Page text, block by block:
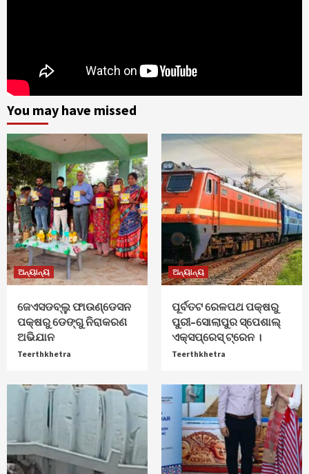
You may have missed
ଅନ୍ୟାନ୍ୟ
ଜେଏସଡବ୍ଲୁ ଫାଉଣ୍ଡେସନ
ପକ୍ଷରୁ ଡେଙ୍ଗୁ ନିରାକରଣ
ଅଭିଯାନ
Teerthkhetra
ଅନ୍ୟାନ୍ୟ
ପୂର୍ବତଟ ରେଳପଥ ପକ୍ଷରୁ
ପୁରୀ–ସୋଲାପୁର ସ୍ପେଶାଲ୍
ଏକ୍ସପ୍ରେସ୍ ଟ୍ରେନ ।
Teerthkhetra